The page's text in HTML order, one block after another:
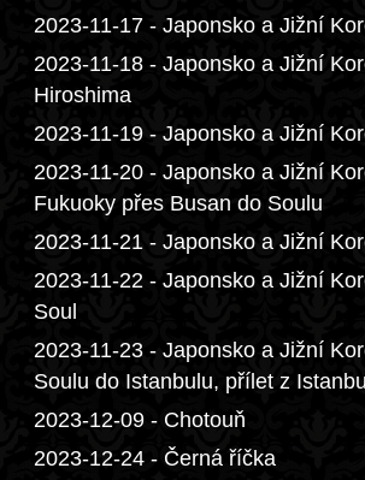
2023-11-17 - Japonsko a Jižní
2023-11-18 - Japonsko a Jižní
Hiroshima
2023-11-19 - Japonsko a Jižní
2023-11-20 - Japonsko a Jižní
Fukuoky přes Busan do Soulu
2023-11-21 - Japonsko a Jižní
2023-11-22 - Japonsko a Jižní
Soul
2023-11-23 - Japonsko a Jižní
Soulu do Istanbulu, přílet z
2023-12-09 - Chotouň
2023-12-24 - Černá říčka